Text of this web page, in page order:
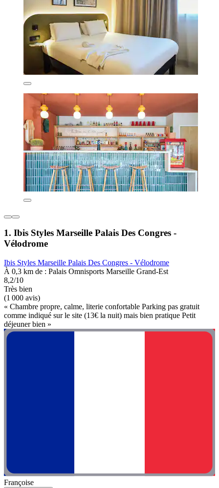
1. Ibis Styles Marseille Palais Des Congres -
Vélodrome
Ibis Styles Marseille Palais Des Congres - Vélodrome
À 0,3 km de : Palais Omnisports Marseille Grand-Est
8,2/10
Très bien
(1 000 avis)
« Chambre propre, calme, literie confortable Parking pas gratuit
comme indiqué sur le site (13€ la nuit) mais bien pratique Petit
déjeuner bien »
Françoise